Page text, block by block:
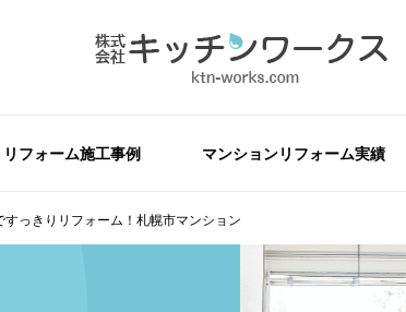
リフォーム施工事例 マンションリフォーム実績
っきりリフォーム！札幌市マンション